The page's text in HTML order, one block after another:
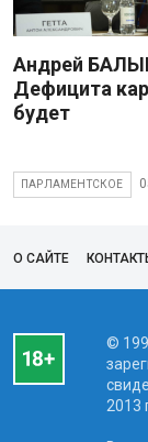
Андрей
Дефицита
будет
ПАРЛАМЕНТСКОЕ
О САЙТЕ
©
2013